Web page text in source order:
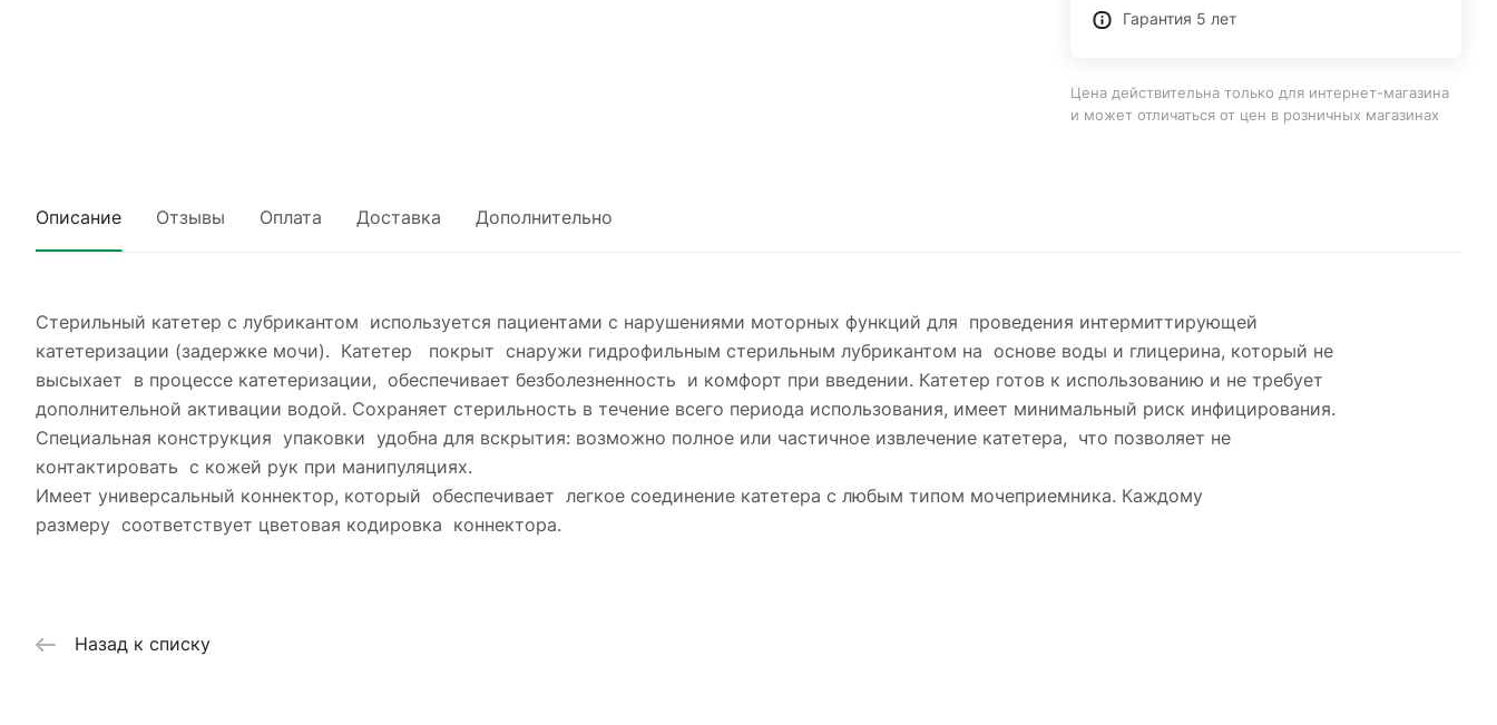
Гарантия 5 лет
Цена действительна только для интернет-магазина
и может отличаться от цен в розничных магазинах
Описание Отзывы Оплата Доставка Дополнительно
Стерильный катетер с лубрикантом используется пациентами с нарушениями моторных функций для проведения интермиттирующей
катетеризации (задержке мочи). Катетер покрыт снаружи гидрофильным стерильным лубрикантом на основе воды и глицерина, который не
высыхает в процессе катетеризации, обеспечивает безболезненность и комфорт при введении. Катетер готов к использованию и не требует
дополнительной активации водой. Сохраняет стерильность в течение всего периода использования, имеет минимальный риск инфицирования.
Специальная конструкция упаковки удобна для вскрытия: возможно полное или частичное извлечение катетера, что позволяет не
контактировать с кожей рук при манипуляциях.
Имеет универсальный коннектор, который обеспечивает легкое соединение катетера с любым типом мочеприемника. Каждому
размеру соответствует цветовая кодировка коннектора.
Назад к списку